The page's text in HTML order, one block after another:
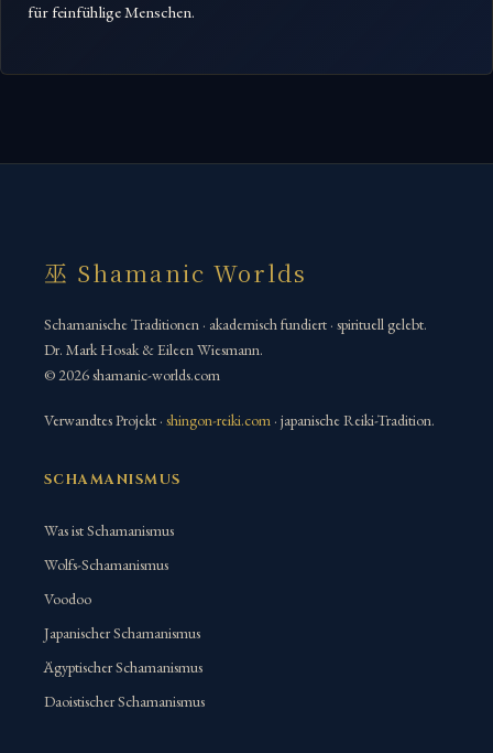
für feinfühlige Menschen.
巫 Shamanic Worlds
Schamanische Traditionen · akademisch fundiert · spirituell gelebt.
Dr. Mark Hosak & Eileen Wiesmann.
© 2026 shamanic-worlds.com
Verwandtes Projekt · shingon-reiki.com · japanische Reiki-Tradition.
SCHAMANISMUS
Was ist Schamanismus
Wolfs-Schamanismus
Voodoo
Japanischer Schamanismus
Ägyptischer Schamanismus
Daoistischer Schamanismus